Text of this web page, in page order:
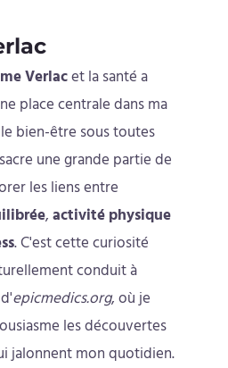
Verlacet la santé a
place centrale dans ma
bien-être sous toutes
une grande partie de
les liens entre
,activité physique
. C'est cette curiosité
conduit à
epicmedics.org, où je
les découvertes
jalonnent mon quotidien.